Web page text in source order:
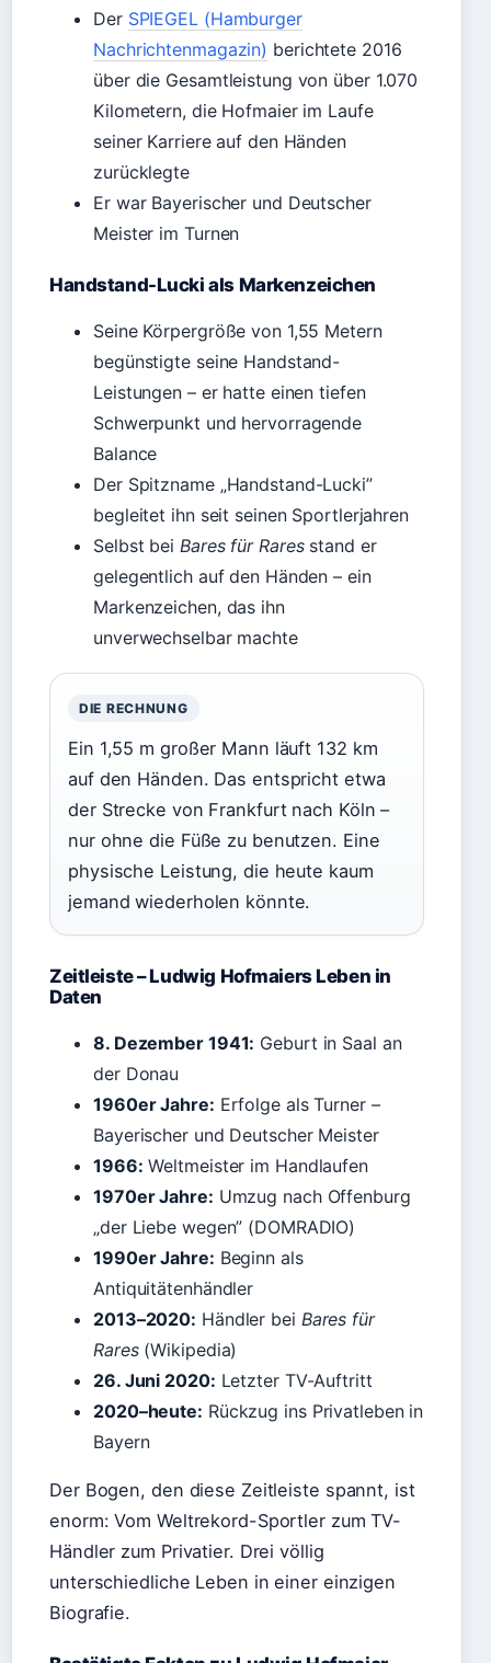
Der SPIEGEL (Hamburger
Nachrichtenmagazin) berichtete 2016
über die Gesamtleistung von über 1.070
Kilometern, die Hofmaier im Laufe
seiner Karriere auf den Händen
zurücklegte
Er war Bayerischer und Deutscher
Meister im Turnen
Handstand-Lucki als Markenzeichen
Seine Körpergröße von 1,55 Metern
begünstigte seine Handstand-
Leistungen – er hatte einen tiefen
Schwerpunkt und hervorragende
Balance
Der Spitzname „Handstand-Lucki”
begleitet ihn seit seinen Sportlerjahren
Selbst bei Bares für Raresstand er
gelegentlich auf den Händen – ein
Markenzeichen, das ihn
unverwechselbar machte
DIE RECHNUNG
Ein 1,55 m großer Mann läuft 132 km
auf den Händen. Das entspricht etwa
der Strecke von Frankfurt nach Köln –
nur ohne die Füße zu benutzen. Eine
physische Leistung, die heute kaum
jemand wiederholen könnte.
Zeitleiste – Ludwig Hofmaiers Leben in
Daten
8. Dezember 1941: Geburt in Saal an
der Donau
1960er Jahre: Erfolge als Turner –
Bayerischer und Deutscher Meister
1966: Weltmeister im Handlaufen
1970er Jahre: Umzug nach Offenburg
„der Liebe wegen” (DOMRADIO)
1990er Jahre: Beginn als
Antiquitätenhändler
2013–2020: Händler bei Bares für
Rares(Wikipedia)
26. Juni 2020: Letzter TV-Auftritt
2020–heute: Rückzug ins Privatleben in
Bayern
Der Bogen, den diese Zeitleiste spannt, ist
enorm: Vom Weltrekord-Sportler zum TV-
Händler zum Privatier. Drei völlig
unterschiedliche Leben in einer einzigen
Biografie.